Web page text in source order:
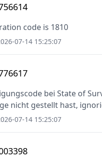
code is 1810
07-14 15:25:07
bei State of
nicht gestellt hast,
07-14 15:25:07